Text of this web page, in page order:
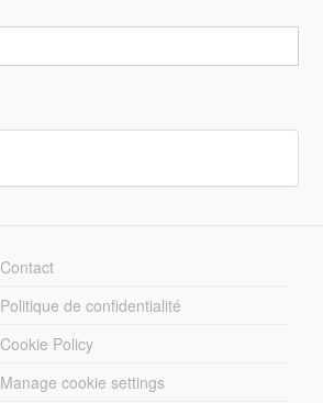
Contact
Politique de confidentialité
Cookie Policy
Manage cookie settings